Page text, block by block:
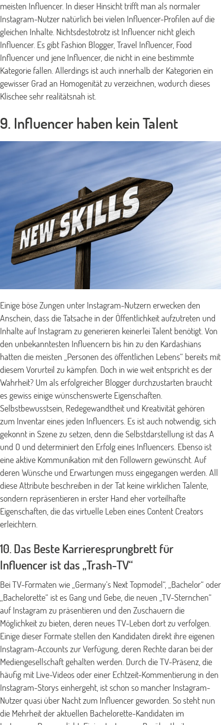
meisten Influencer. In dieser Hinsicht trifft man als normaler
Instagram-Nutzer natürlich bei vielen Influencer-Profilen auf die
gleichen Inhalte. Nichtsdestotrotz ist Influencer nicht gleich
Influencer. Es gibt Fashion Blogger, Travel Influencer, Food
Influencer und jene Influencer, die nicht in eine bestimmte
Kategorie fallen. Allerdings ist auch innerhalb der Kategorien ein
gewisser Grad an Homogenität zu verzeichnen, wodurch dieses
Klischee sehr realitätsnah ist.
9. Influencer haben kein Talent
Einige böse Zungen unter Instagram-Nutzern erwecken den
Anschein, dass die Tatsache in der Öffentlichkeit aufzutreten und
Inhalte auf Instagram zu generieren keinerlei Talent benötigt. Von
den unbekanntesten Influencern bis hin zu den Kardashians
hatten die meisten „Personen des öffentlichen Lebens“ bereits mit
diesem Vorurteil zu kämpfen. Doch in wie weit entspricht es der
Wahrheit? Um als erfolgreicher Blogger durchzustarten braucht
es gewiss einige wünschenswerte Eigenschaften.
Selbstbewusstsein, Redegewandtheit und Kreativität gehören
zum Inventar eines jeden Influencers. Es ist auch notwendig, sich
gekonnt in Szene zu setzen, denn die Selbstdarstellung ist das A
und O und determiniert den Erfolg eines Influencers. Ebenso ist
eine aktive Kommunikation mit den Followern gewünscht. Auf
deren Wünsche und Erwartungen muss eingegangen werden. All
diese Attribute beschreiben in der Tat keine wirklichen Talente,
sondern repräsentieren in erster Hand eher vorteilhafte
Eigenschaften, die das virtuelle Leben eines Content Creators
erleichtern.
10. Das Beste Karrieresprungbrett für
Influencer ist das „Trash-TV“
Bei TV-Formaten wie „Germany’s Next Topmodel“, „Bachelor“ oder
„Bachelorette“ ist es Gang und Gebe, die neuen „TV-Sternchen“
auf Instagram zu präsentieren und den Zuschauern die
Möglichkeit zu bieten, deren neues TV-Leben dort zu verfolgen.
Einige dieser Formate stellen den Kandidaten direkt ihre eigenen
Instagram-Accounts zur Verfügung, deren Rechte daran bei der
Mediengesellschaft gehalten werden. Durch die TV-Präsenz, die
häufig mit Live-Videos oder einer Echtzeit-Kommentierung in den
Instagram-Storys einhergeht, ist schon so mancher Instagram-
Nutzer quasi über Nacht zum Influencer geworden. So steht nun
die Mehrheit der aktuellen Bachelorette-Kandidaten im